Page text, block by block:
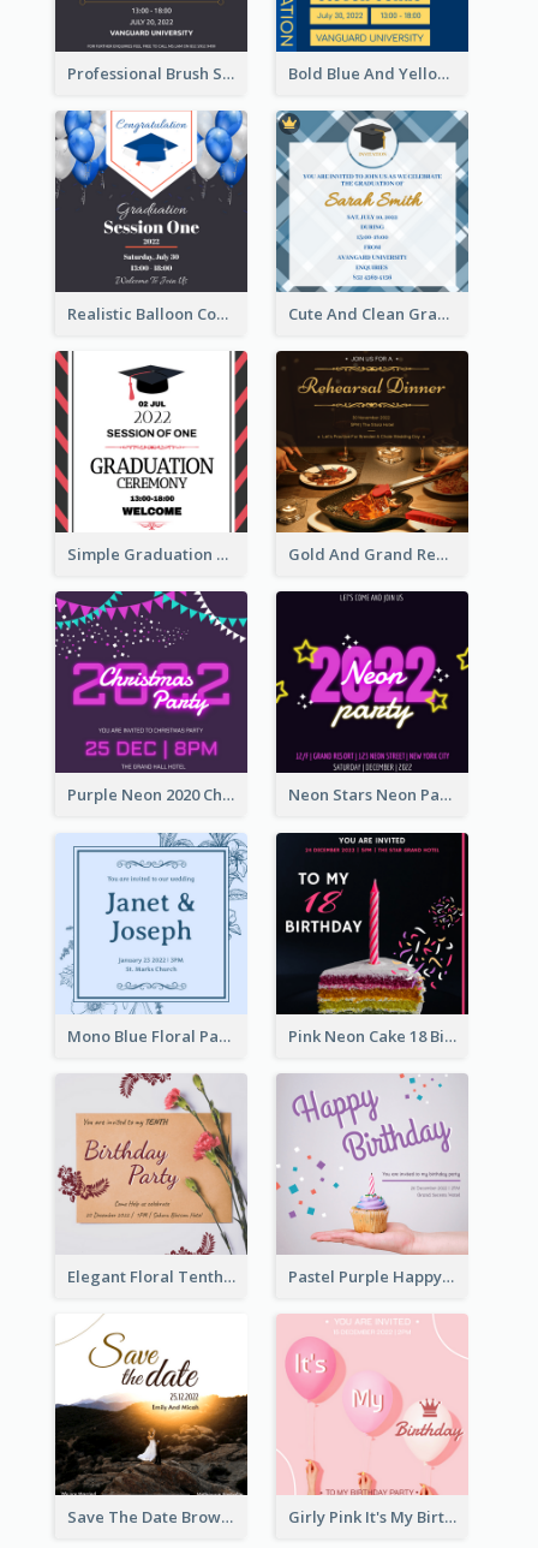
Professional Brush Script Graduation Invitation Design Bold Blue And Yellow Educational Ceremony Invitation Design Ideas
Realistic Balloon Cool Graduation Ceremony Design Cute And Clean Graduation Ceremony Invitation Design Ideas
Simple Graduation Ceremony Invitation Design Template Gold And Grand Rehearsal Dinner For Wedding Invitation
Purple Neon 2020 Christmas Party Invitation Neon Stars Neon Party 2020 Invitation
Mono Blue Floral Pattern Wedding Invitation Pink Neon Cake 18 Birthday Invitation
Elegant Floral Tenth Birthday Party Invitation Pastel Purple Happy Birthday Party Invitation
Save The Date Brown Marriage Invitation Girly Pink It's My Birthday Invitation